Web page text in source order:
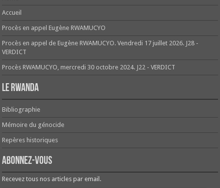
Accueil
Procès en appel Eugène RWAMUCYO
Procès en appel de Eugène RWAMUCYO. Vendredi 17 juillet 2026. J28 -
VERDICT
Procès RWAMUCYO, mercredi 30 octobre 2024. J22 - VERDICT
Le Rwanda
Bibliographie
Mémoire du génocide
Repères historiques
Abonnez-vous
Recevez tous nos articles par email.